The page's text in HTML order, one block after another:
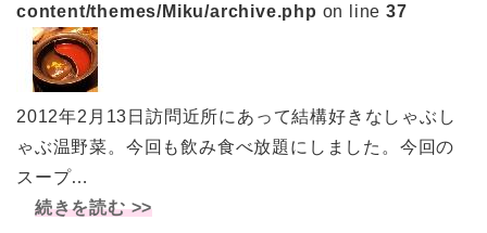
content/themes/Miku/archive.php on line37
2012年2月13日訪問近所にあって結構好きなしゃぶし
ゃぶ温野菜。今回も飲み食べ放題にしました。今回の
スープ…
続きを読む >>